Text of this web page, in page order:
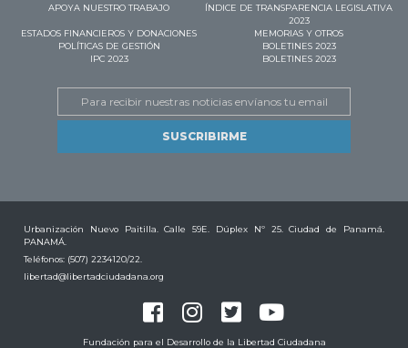
APOYA NUESTRO TRABAJO
ÍNDICE DE TRANSPARENCIA LEGISLATIVA
2023
ESTADOS FINANCIEROS Y DONACIONES
MEMORIAS Y OTROS
POLÍTICAS DE GESTIÓN
BOLETINES 2023
IPC 2023
BOLETINES 2023
Urbanización Nuevo Paitilla. Calle 59E. Dúplex Nº 25. Ciudad de Panamá.
PANAMÁ.
Teléfonos: (507) 2234120/22.
libertad@libertadciudadana.org
Fundación para el Desarrollo de la Libertad Ciudadana